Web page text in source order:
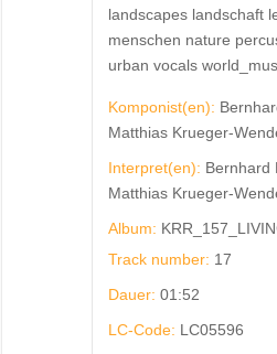
landscapes landschaft
menschen nature
urban vocals
Komponist(en):
Matthias Krueger-
Interpret(en): Bernhard
Matthias Krueger-
Album:
Track number: 17
Dauer: 01:52
LC-Code: LC05596